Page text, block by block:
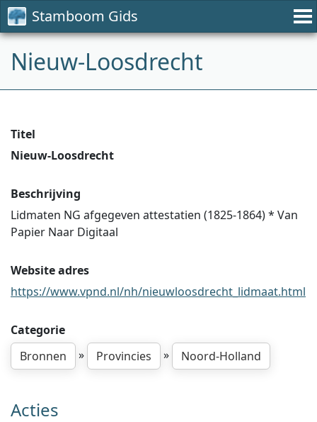
Stamboom Gids
Nieuw-Loosdrecht
Titel
Nieuw-Loosdrecht
Beschrijving
Lidmaten NG afgegeven attestatien (1825-1864) * Van
Papier Naar Digitaal
Website adres
https://www.vpnd.nl/nh/nieuwloosdrecht_lidmaat.html
Categorie
Bronnen
» Provincies » Noord-Holland
Acties